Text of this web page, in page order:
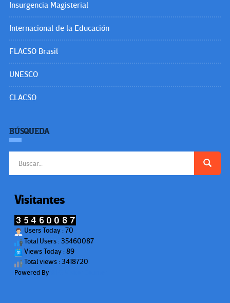
Insurgencia Magisterial
Internacional de la Educación
FLACSO Brasil
UNESCO
CLACSO
BÚSQUEDA
Visitantes
Users Today : 70
Total Users : 35460087
Views Today : 89
Total views : 3418720
Powered By